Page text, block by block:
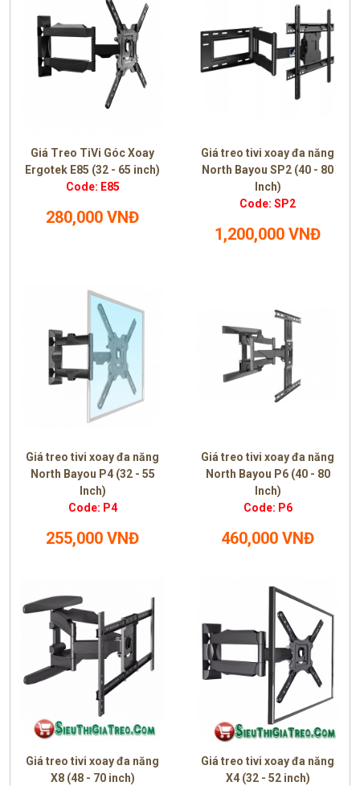
Giá Treo TiVi Góc Xoay
Ergotek E85 (32 - 65 inch)
Code: E85
280,000 VNĐ
Giá treo tivi xoay đa năng
North Bayou SP2 (40 - 80
Inch)
Code: SP2
1,200,000 VNĐ
Giá treo tivi xoay đa năng
North Bayou P4 (32 - 55
Inch)
Code: P4
255,000 VNĐ
Giá treo tivi xoay đa năng
North Bayou P6 (40 - 80
Inch)
Code: P6
460,000 VNĐ
Giá treo tivi xoay đa năng
X8 (48 - 70 inch)
Giá treo tivi xoay đa năng
X4 (32 - 52 inch)